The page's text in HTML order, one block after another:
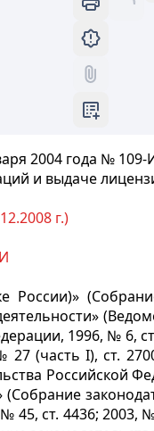
2004 года № 109-
и выдаче
г.)
1996, № 6,
(часть I), ст.
Российской
45, ст. 4436; 2003,